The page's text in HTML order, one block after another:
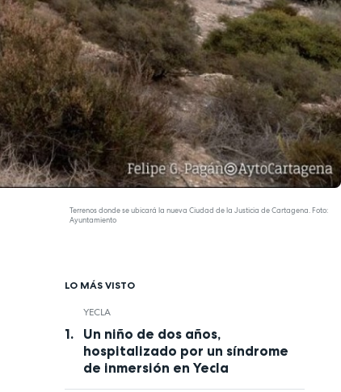
Terrenos donde se ubicará la nueva Ciudad de la Justicia de Cartagena. Foto:
Ayuntamiento
LO MÁS VISTO
YECLA
Un niño de dos años,
hospitalizado por un síndrome
de inmersión en Yecla